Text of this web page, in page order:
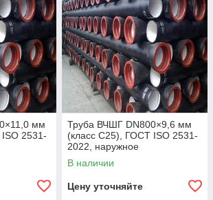
мм
2531-
Труба ВЧШГ DN800×9,6 мм
(класс C25), ГОСТ ISO 2531-
2022, наружное
полиуретановое покрытие,
внутреннее цементно-
В наличии
Цену уточняйте